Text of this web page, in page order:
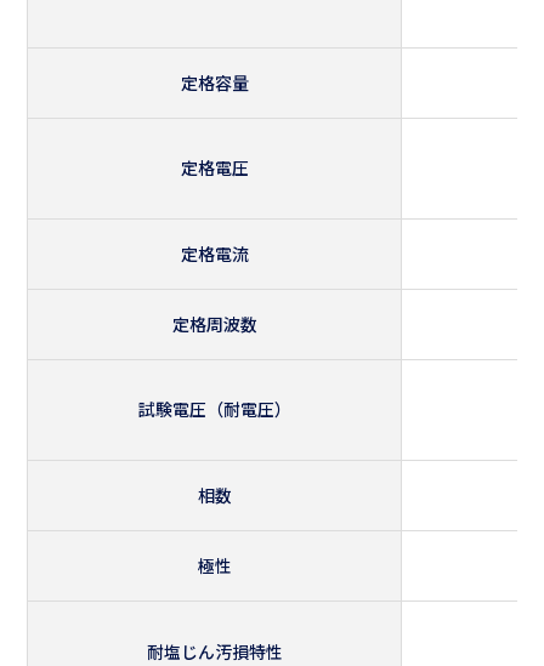
定格容量
定格電圧
定格電流
定格周波数
試験電圧（耐電圧）
相数
極性
耐塩じん汚損特性